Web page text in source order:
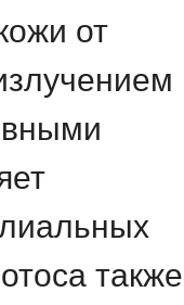
от
также